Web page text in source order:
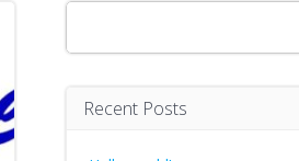
Zoeken
Recent Posts